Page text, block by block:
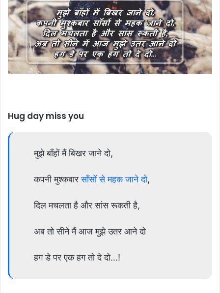
Hug day miss you
मुझे बाँहों मैं बिखर जाने दो,
कपनी मुश्कबारसाँसों से महक जाने दो,
दिल मचलता है और सांस रूकती है,
अब तो सीने मैं आज मुझे उतर आने दो
हग डे पर एक हग तो दे दो…!